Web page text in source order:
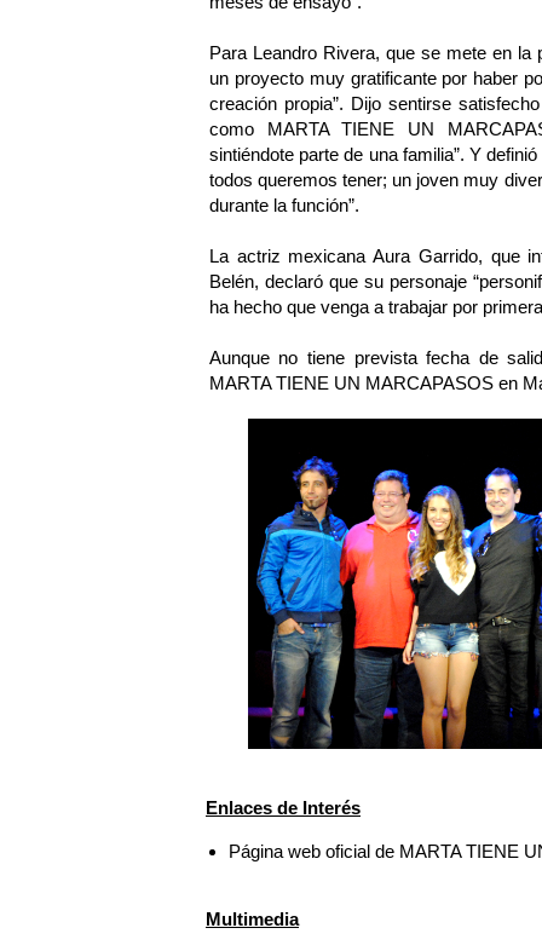
Para Leandro Rivera, que se mete en la
un proyecto muy gratificante por haber
creación propia”. Dijo sentirse
como MARTA TIENE UN
sintiéndote parte de una familia”. Y
todos queremos tener; un joven muy
durante la función”.
La actriz mexicana Aura Garrido, que
Belén, declaró que su personaje
ha hecho que venga a trabajar por
Aunque no tiene prevista fecha de
MARTA TIENE UN MARCAPASOS en
Enlaces de Interés
Página web oficial de MARTA TIENE
Multimedia